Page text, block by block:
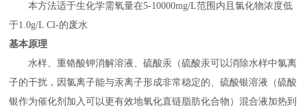
本方法适于生化学需氧量在5-10000mg/L范围内且氯化物浓度低
于1.0g/L Cl-的废水
基本原理
水样、重铬酸钾消解溶液、硫酸汞（硫酸汞可以消除水样中氯离
子的干扰，因氯离子能与汞离子形成非常稳定的、硫酸银溶液（硫酸
银作为催化剂加入可以更有效地氧化直链脂肪化合物）混合液加热到